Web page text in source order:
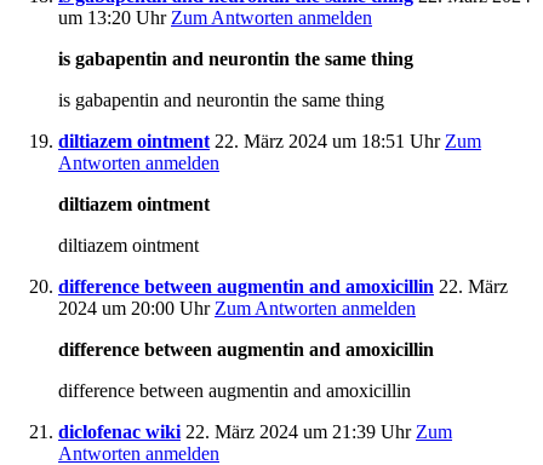
um 13:20 Uhr Zum Antworten anmelden
is gabapentin and neurontin the same thing
is gabapentin and neurontin the same thing
diltiazem ointment 22. März 2024 um 18:51 Uhr Zum
Antworten anmelden
diltiazem ointment
diltiazem ointment
difference between augmentin and amoxicillin 22. März
2024 um 20:00 Uhr Zum Antworten anmelden
difference between augmentin and amoxicillin
difference between augmentin and amoxicillin
diclofenac wiki 22. März 2024 um 21:39 Uhr Zum
Antworten anmelden